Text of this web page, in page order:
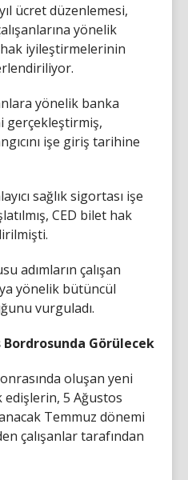
ücret düzenlemesi,
yönelik
iyileştirmelerinin
yönelik banka
gerçekleştirmiş,
işe giriş tarihine
sağlık sigortası işe
CED bilet hak
adımların çalışan
yönelik bütüncül
vurguladı.
Görülecek
oluşan yeni
5 Ağustos
Temmuz dönemi
çalışanlar tarafından